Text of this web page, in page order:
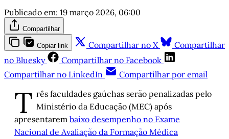
Publicado em: 19 março 2026, 06:00
Compartilhar
Copiar link Compartilhar no X
Compartilhar
no Bluesky
Compartilhar no Facebook
Compartilhar no LinkedIn
Compartilhar por email
T rês faculdades gaúchas serão penalizadas pelo
Ministério da Educação (MEC) após
apresentarem baixo desempenho no Exame
Nacional de Avaliação da Formação Médica